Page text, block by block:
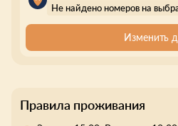
Не найдено номеров на
Изменить
Правила проживания